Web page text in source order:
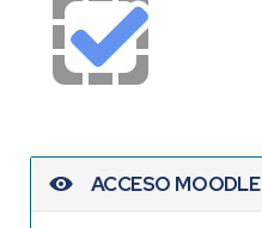
ACCESO MOODLE